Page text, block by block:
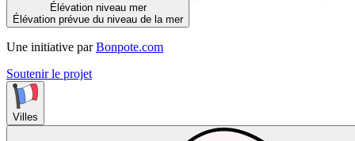
Élévation niveau mer
Élévation prévue du niveau de la mer
Une initiative par Bonpote.com
Soutenir le projet
Villes